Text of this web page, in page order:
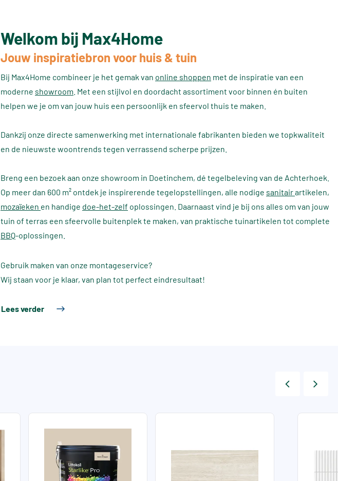
Welkom bij Max4Home
Jouw inspiratiebron voor huis & tuin
Bij Max4Home combineer je het gemak van online shoppen met de inspiratie van een
moderne showroom . Met een stijlvol en doordacht assortiment voor binnen én buiten
helpen we je om van jouw huis een persoonlijk en sfeervol thuis te maken.
Dankzij onze directe samenwerking met internationale fabrikanten bieden we topkwaliteit
en de nieuwste woontrends tegen verrassend scherpe prijzen.
Breng een bezoek aan onze showroom in Doetinchem, dé tegelbeleving van de Achterhoek.
Op meer dan 600 m² ontdek je inspirerende tegelopstellingen, alle nodige sanitairartikelen,
mozaïeken en handige doe-het-zelf oplossingen. Daarnaast vind je bij ons alles om van jouw
tuin of terras een sfeervolle buitenplek te maken, van praktische tuinartikelen tot complete
BBQ-oplossingen.
Gebruik maken van onze montageservice?
Wij staan voor je klaar, van plan tot perfect eindresultaat!
Lees verder